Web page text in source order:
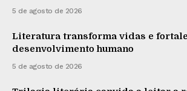
5 de agosto de 2026
Literatura transforma vidas e
desenvolvimento humano
5 de agosto de 2026